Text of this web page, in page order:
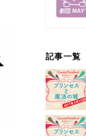
記事一覧